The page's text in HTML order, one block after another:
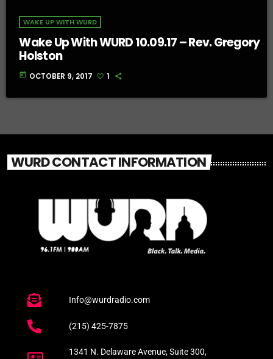
WAKE UP WITH WURD
Wake Up With WURD 10.09.17 – Rev. Gregory
Holston
today OCTOBER 9, 2017 1
WURD CONTACT INFORMATION
Info@wurdradio.com
(215) 425-7875
1341 N. Delaware Avenue, Suite 300,